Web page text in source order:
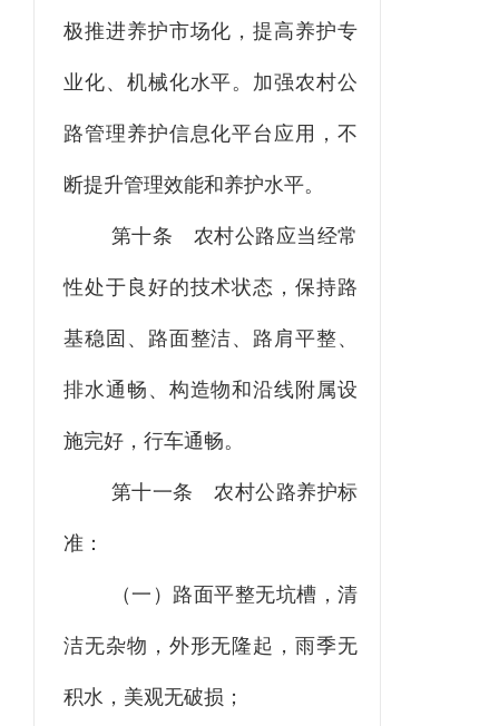
极推进养护市场化，提高养护专
业化、机械化水平。加强农村公
路管理养护信息化平台应用，不
断提升管理效能和养护水平。
第十条 农村公路应当经常
性处于良好的技术状态，保持路
基稳固、路面整洁、路肩平整、
排水通畅、构造物和沿线附属设
施完好，行车通畅。
第十一条 农村公路养护标
准：
（一）路面平整无坑槽，清
洁无杂物，外形无隆起，雨季无
积水，美观无破损；